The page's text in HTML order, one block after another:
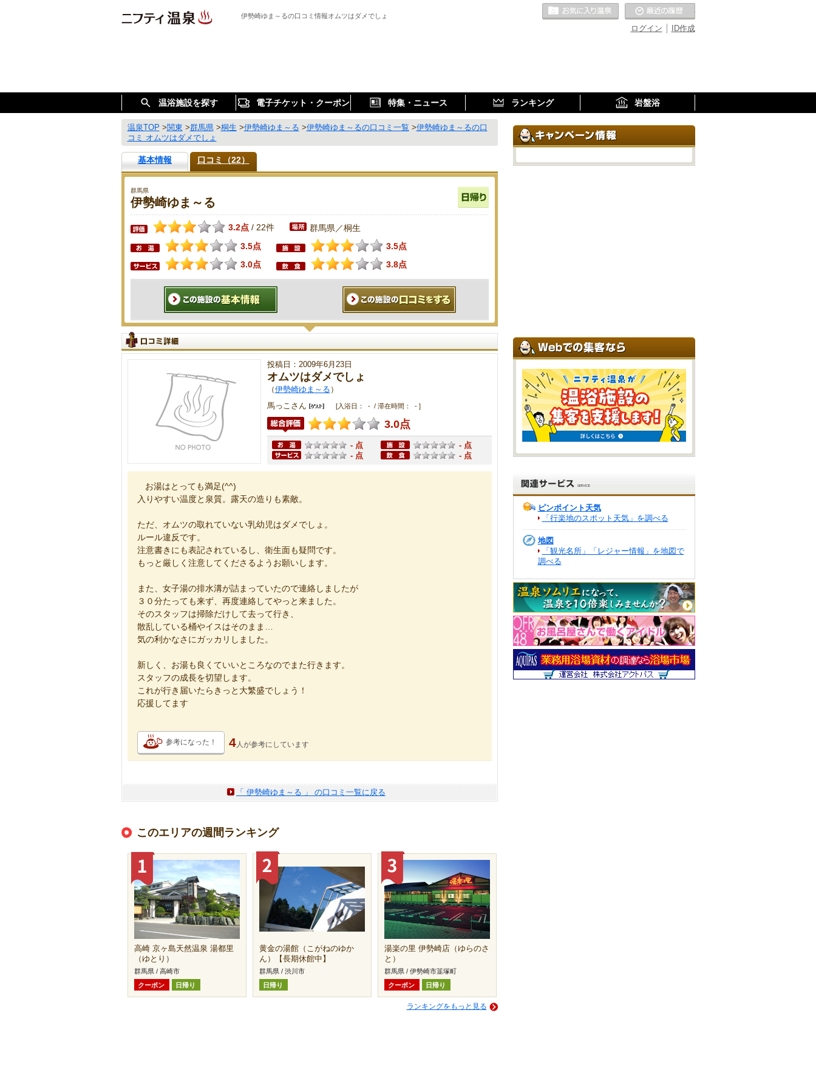
伊勢崎ゆま～るの口コミ情報オムツはダメでしょ
ID作成
ログイン
お気に入りの温泉
温浴施設を探す 電子チケット・クーポン 特集・ニュース ランキング 岩盤浴
温泉TOP >関東 >群馬県>桐生 >伊勢崎ゆま～る >伊勢崎ゆま～るの口コミ一覧 >伊勢崎ゆま～るの口
コミ オムツはダメでしょ
基本情報 口コミ（22）
群馬県
伊勢崎ゆま～る
3.2点 / 22件 群馬県／桐生
3.5点
3.5点
3.0点
3.8点
投稿日：2009年6月23日
オムツはダメでしょ
（伊勢崎ゆま～る ）
馬っこさん
[入浴日： - / 滞在時間： - ]
3.0点
- 点
- 点
- 点
- 点
お湯はとっても満足(^^)
入りやすい温度と泉質。露天の造りも素敵。
ただ、オムツの取れていない乳幼児はダメでしょ。
ルール違反です。
注意書きにも表記されているし、衛生面も疑問です。
もっと厳しく注意してくださるようお願いします。
また、女子湯の排水溝が詰まっていたので連絡しましたが
３０分たっても来ず、再度連絡してやっと来ました。
そのスタッフは掃除だけして去って行き、
散乱している桶やイスはそのまま…
気の利かなさにガッカリしました。
新しく、お湯も良くていいところなのでまた行きます。
スタッフの成長を切望します。
これが行き届いたらきっと大繁盛でしょう！
応援してます
参考になった！ 4人が参考にしています
「 伊勢崎ゆま～る 」 の口コミ一覧に戻る
このエリアの週間ランキング
高崎 京ヶ島天然温泉 湯都里
（ゆとり）
群馬県 / 高崎市
クーポン
日帰り
黄金の湯館（こがねのゆか
ん）【長期休館中】
群馬県 / 渋川市
日帰り
湯楽の里 伊勢崎店（ゆらのさ
と）
群馬県 / 伊勢崎市韮塚町
クーポン
日帰り
ランキングをもっと見る
ピンポイント天気
「行楽地のスポット天気」を調べる
地図
「観光名所」「レジャー情報」を地図で
調べる